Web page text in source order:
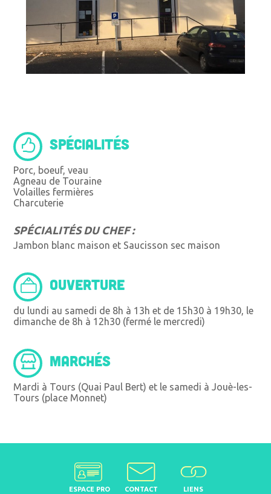
SPÉCIALITÉS
Porc, boeuf, veau
Agneau de Touraine
Volailles fermières
Charcuterie
SPÉCIALITÉS DU CHEF :
Jambon blanc maison et Saucisson sec maison
OUVERTURE
du lundi au samedi de 8h à 13h et de 15h30 à 19h30, le
dimanche de 8h à 12h30 (fermé le mercredi)
MARCHÉS
Mardi à Tours (Quai Paul Bert) et le samedi à Jouè-les-
Tours (place Monnet)
ESPACE PRO CONTACT LIENS